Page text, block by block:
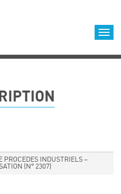
DE FORMATION
PROCEDES INDUSTRIELS –
(N° 2307)